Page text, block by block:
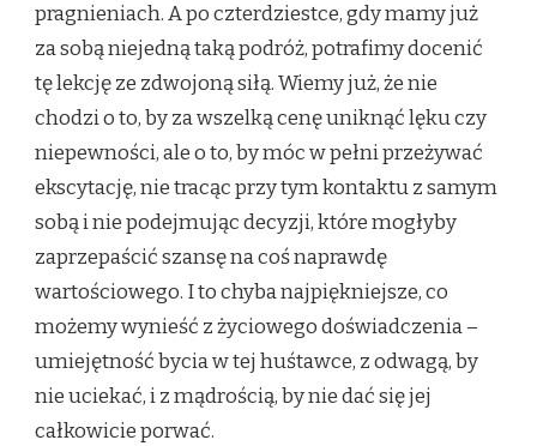
pragnieniach. A po czterdziestce, gdy mamy już
za sobą niejedną taką podróż, potrafimy docenić
tę lekcję ze zdwojoną siłą. Wiemy już, że nie
chodzi o to, by za wszelką cenę uniknąć lęku czy
niepewności, ale o to, by móc w pełni przeżywać
ekscytację, nie tracąc przy tym kontaktu z samym
sobą i nie podejmując decyzji, które mogłyby
zaprzepaścić szansę na coś naprawdę
wartościowego. I to chyba najpiękniejsze, co
możemy wynieść z życiowego doświadczenia –
umiejętność bycia w tej huśtawce, z odwagą, by
nie uciekać, i z mądrością, by nie dać się jej
całkowicie porwać.